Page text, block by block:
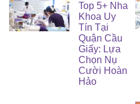
Top 5+ Nha
Khoa Uy
Tín Tại
Quận Cầu
Giấy: Lựa
Chọn Nụ
Cười Hoàn
Hảo